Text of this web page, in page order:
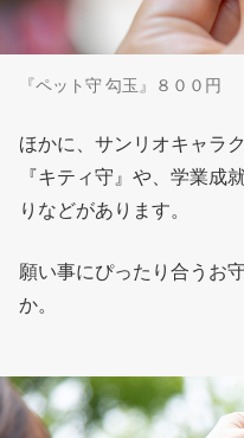
『ペット守 勾玉』８００円
ほかに、サンリオキャラ
『キティ守』や、学業成
りなどがあります。
願い事にぴったり合うお
か。